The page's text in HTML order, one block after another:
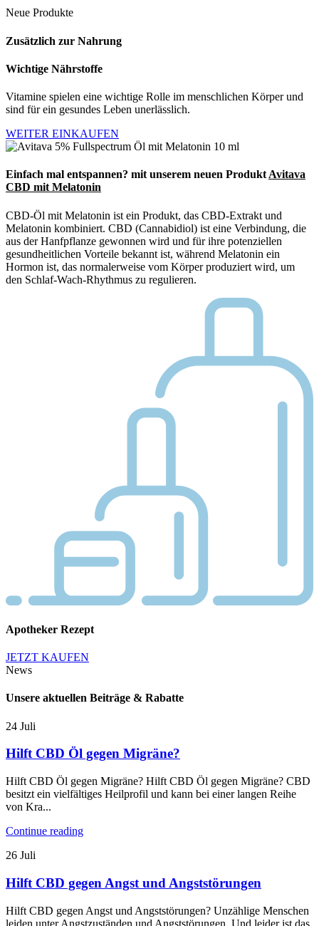
Neue Produkte
Zusätzlich zur Nahrung
Wichtige Nährstoffe
Vitamine spielen eine wichtige Rolle im menschlichen Körper und
sind für ein gesundes Leben unerlässlich.
WEITER EINKAUFEN
Einfach mal entspannen? mit unserem neuen Produkt Avitava
CBD mit Melatonin
CBD-Öl mit Melatonin ist ein Produkt, das CBD-Extrakt und
Melatonin kombiniert. CBD (Cannabidiol) ist eine Verbindung, die
aus der Hanfpflanze gewonnen wird und für ihre potenziellen
gesundheitlichen Vorteile bekannt ist, während Melatonin ein
Hormon ist, das normalerweise vom Körper produziert wird, um
den Schlaf-Wach-Rhythmus zu regulieren.
Apotheker Rezept
JETZT KAUFEN
News
Unsere aktuellen Beiträge & Rabatte
24 Juli
Hilft CBD Öl gegen Migräne?
Hilft CBD Öl gegen Migräne? Hilft CBD Öl gegen Migräne? CBD
besitzt ein vielfältiges Heilprofil und kann bei einer langen Reihe
von Kra...
Continue reading
26 Juli
Hilft CBD gegen Angst und Angststörungen
Hilft CBD gegen Angst und Angststörungen? Unzählige Menschen
leiden unter Angstzuständen und Angststörungen. Und leider ist das